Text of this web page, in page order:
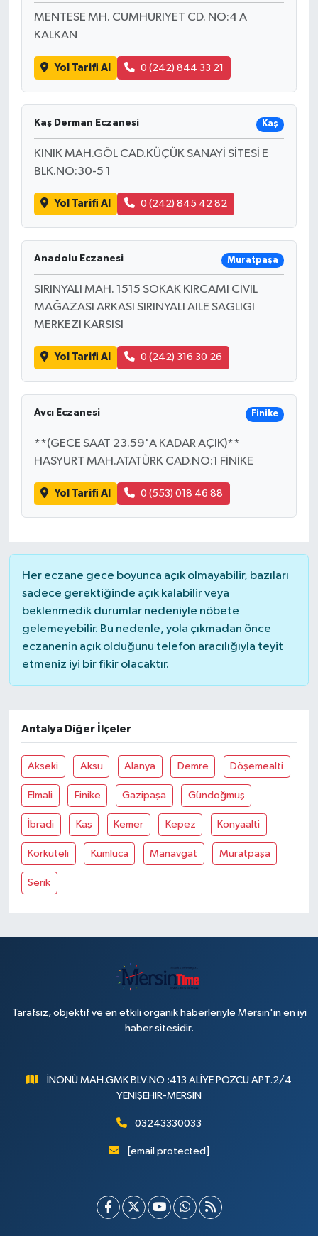
MENTESE MH. CUMHURIYET CD. NO:4 A
KALKAN
Yol Tarifi Al 0 (242) 844 33 21
Kaş Derman Eczanesi Kaş
KINIK MAH.GÖL CAD.KÜÇÜK SANAYİ SİTESİ E
BLK.NO:30-5 1
Yol Tarifi Al 0 (242) 845 42 82
Anadolu Eczanesi Muratpaşa
SIRINYALI MAH. 1515 SOKAK KIRCAMI CİVİL
MAĞAZASI ARKASI SIRINYALI AILE SAGLIGI
MERKEZI KARSISI
Yol Tarifi Al 0 (242) 316 30 26
Avcı Eczanesi Finike
**(GECE SAAT 23.59'A KADAR AÇIK)**
HASYURT MAH.ATATÜRK CAD.NO:1 FİNİKE
Yol Tarifi Al 0 (553) 018 46 88
Her eczane gece boyunca açık olmayabilir, bazıları
sadece gerektiğinde açık kalabilir veya
beklenmedik durumlar nedeniyle nöbete
gelemeyebilir. Bu nedenle, yola çıkmadan önce
eczanenin açık olduğunu telefon aracılığıyla teyit
etmeniz iyi bir fikir olacaktır.
Antalya Diğer İlçeler
Akseki Aksu Alanya Demre Döşemealti
Elmali Finike Gazipaşa Gündoğmuş
İbradi Kaş Kemer Kepez Konyaalti
Korkuteli Kumluca Manavgat Muratpaşa
Serik
Tarafsız, objektif ve en etkili organik haberleriyle Mersin'in en iyi
haber sitesidir.
İNÖNÜ MAH.GMK BLV.NO :413 ALİYE POZCU APT.2/4
YENİŞEHİR-MERSİN
03243330033
[email protected]